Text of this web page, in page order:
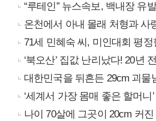
“루테인” 뉴스속보, 백내장 유
온천에서 아내 몰래 처형과 사
71세 민혜숙 씨, 미인대회 평정
‘북오산’ 집값 난리났다! 20년
대한민국을 뒤흔든 29cm 괴물
‘세계서 가장 몸매 좋은 할머니
나이 70살에 그곳이 20cm 커